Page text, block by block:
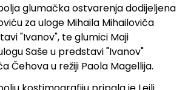
glumačka ostvarenja dodijeljena
za uloge Mihaila Mihailoviča
"Ivanov", te glumici Maji
Saše u predstavi "Ivanov"
Čehova u režiji Paola Magellija.